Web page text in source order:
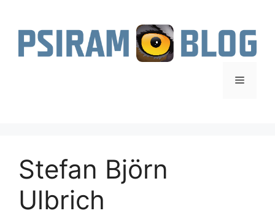
springen
Menü
Stefan Björn
Ulbrich